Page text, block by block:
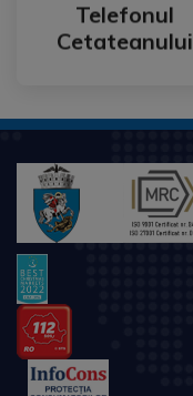
Telefonul
Cetateanului
Telefonul